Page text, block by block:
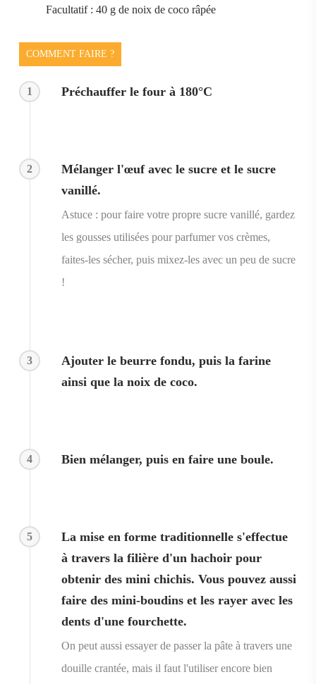
Facultatif : 40 g de noix de coco râpée
COMMENT FAIRE ?
1 Préchauffer le four à 180°C
2
Mélanger l'œuf avec le sucre et le sucre
vanillé.
Astuce : pour faire votre propre sucre vanillé, gardez
les gousses utilisées pour parfumer vos crèmes,
faites-les sécher, puis mixez-les avec un peu de sucre
!
3
Ajouter le beurre fondu, puis la farine
ainsi que la noix de coco.
4 Bien mélanger, puis en faire une boule.
5
La mise en forme traditionnelle s'effectue
à travers la filière d'un hachoir pour
obtenir des mini chichis. Vous pouvez aussi
faire des mini-boudins et les rayer avec les
dents d'une fourchette.
On peut aussi essayer de passer la pâte à travers une
douille crantée, mais il faut l'utiliser encore bien